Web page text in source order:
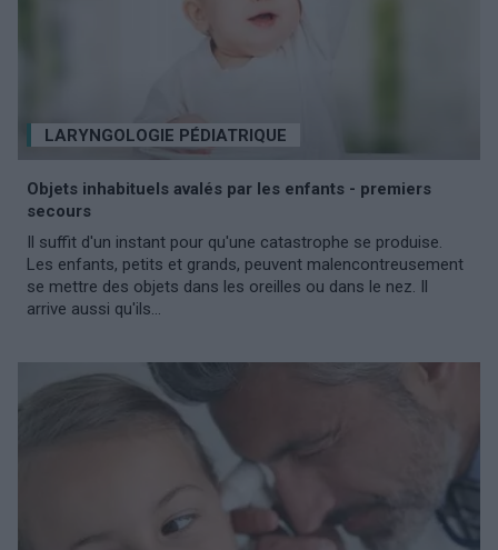
LARYNGOLOGIE PÉDIATRIQUE
Objets inhabituels avalés par les enfants - premiers
secours
Il suffit d'un instant pour qu'une catastrophe se produise.
Les enfants, petits et grands, peuvent malencontreusement
se mettre des objets dans les oreilles ou dans le nez. Il
arrive aussi qu'ils...